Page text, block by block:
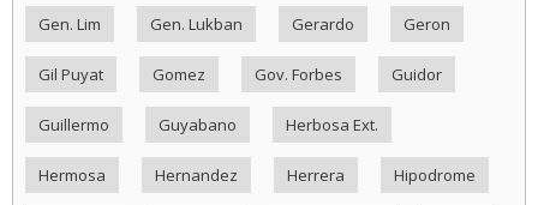
Gen. Lim Gen. Lukban Gerardo Geron
Gil Puyat Gomez Gov. Forbes Guidor
Guillermo Guyabano Herbosa Ext.
Hermosa Hernandez Herrera Hipodrome